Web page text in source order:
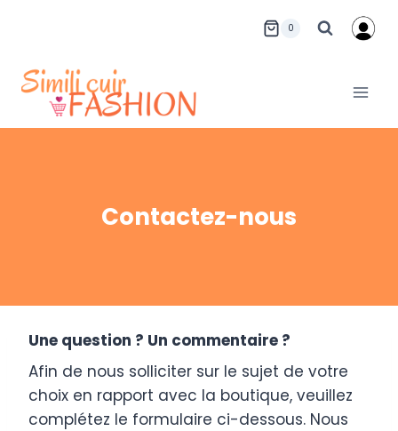
0
Contactez-nous
Une question ? Un commentaire ?
Afin de nous solliciter sur le sujet de votre
choix en rapport avec la boutique, veuillez
complétez le formulaire ci-dessous. Nous